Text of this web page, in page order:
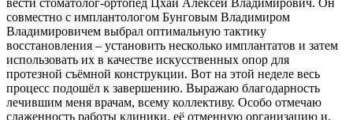
вести стоматолог-ортопед Цхай Алексей Владимирович. Он
совместно с имплантологом Бунговым Владимиром
Владимировичем выбрал оптимальную тактику
восстановления – установить несколько имплантатов и затем
использовать их в качестве искусственных опор для
протезной съёмной конструкции. Вот на этой неделе весь
процесс подошёл к завершению. Выражаю благодарность
лечившим меня врачам, всему коллективу. Особо отмечаю
слаженность работы клиники, её отменную организацию и,